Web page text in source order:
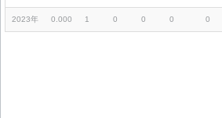
2023年 0.000 1 0 0 0 0